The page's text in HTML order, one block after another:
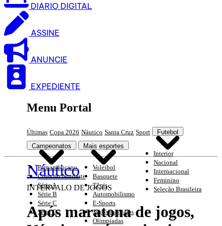
DIARIO DIGITAL
ASSINE
ANUNCIE
EXPEDIENTE
Menu Portal
Últimas Copa 2026 Náutico Santa Cruz Sport Futebol
Interior
Nacional
Internacional
Feminino
Seleção Brasileira
Campeonatos
Pernambucano
Copa do Nordeste
Série A
Série B
Série C
Série D
Mais esportes
Voleibol
Basquete
Tênis
Automobilismo
E-Sports
Jogos escolares
Olimpíadas
Náutico
INTERVALO DE JOGOS
Após maratona de jogos,